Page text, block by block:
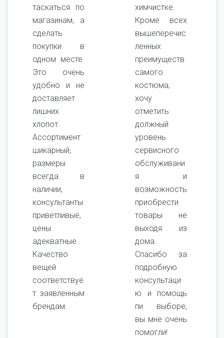
таскаться по
магазинам, а
сделать
покупки в
одном месте.
Это очень
удобно и не
доставляет
лишних
хлопот.
Ассортимент
шикарный,
размеры
всегда в
наличии,
консультанты
приветливые,
цены
адекватные.
Качество
вещей
соответствуе
т заявленным
брендам.
химчистке.
Кроме всех
вышеперечис
ленных
преимуществ
самого
костюма,
хочу
отметить
должный
уровень
сервисного
обслуживани
я и
возможность
приобрести
товары не
выходя из
дома.
Спасибо за
подробную
консультаци
ю и помощь
пи выборе,
вы мне очень
помогли!